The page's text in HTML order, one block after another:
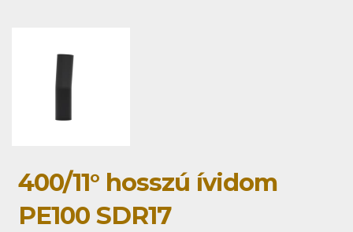
400/11° hosszú ívidom
PE100 SDR17